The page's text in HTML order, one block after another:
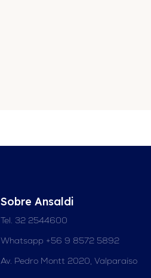
Sobre Ansaldi
Tel. 32 2544600
Whatsapp +56 9 8572 5892
Av. Pedro Montt 2020, Valparaíso